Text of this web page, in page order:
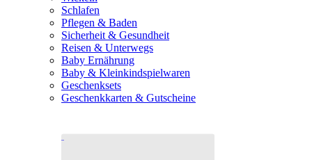
Schlafen
Pflegen & Baden
Sicherheit & Gesundheit
Reisen & Unterwegs
Baby Ernährung
Baby & Kleinkindspielwaren
Geschenksets
Geschenkkarten & Gutscheine